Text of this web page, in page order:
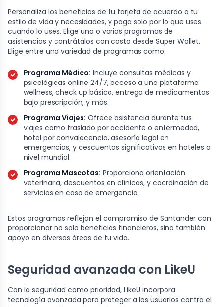
Personaliza los beneficios de tu tarjeta de acuerdo a tu
estilo de vida y necesidades, y paga solo por lo que uses
cuando lo uses. Elige uno o varios programas de
asistencias y contrátalos con costo desde Super Wallet.
Elige entre una variedad de programas como:
Programa Médico: Incluye consultas médicas y
psicológicas online 24/7, acceso a una plataforma
wellness, check up básico, entrega de medicamentos
bajo prescripción, y más.
Programa Viajes: Ofrece asistencia durante tus
viajes como traslado por accidente o enfermedad,
hotel por convalecencia, asesoría legal en
emergencias, y descuentos significativos en hoteles a
nivel mundial.
Programa Mascotas: Proporciona orientación
veterinaria, descuentos en clínicas, y coordinación de
servicios en caso de emergencia.
Estos programas reflejan el compromiso de Santander con
proporcionar no solo beneficios financieros, sino también
apoyo en diversas áreas de tu vida.
Seguridad avanzada con LikeU
Con la seguridad como prioridad, LikeU incorpora
tecnología avanzada para proteger a los usuarios contra el